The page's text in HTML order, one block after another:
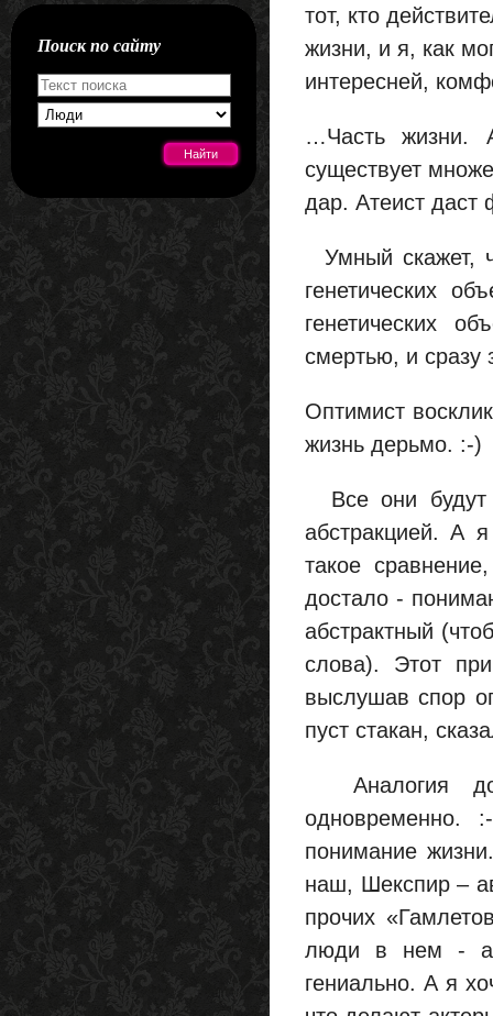
Поиск по сайту
тот, кто
жизни, и я, как
интересней,
…Часть жизни.
существует
дар. Атеист даст
Умный скажет,
генетических
генетических
смертью, и сразу
Оптимист
жизнь дерьмо. :-)
Все они будут
абстракцией. А
такое
достало -
абстрактный
слова). Этот
выслушав спор
пуст стакан,
Аналогия
одновременно.
понимание
наш, Шекспир –
прочих
люди в нем -
гениально. А я